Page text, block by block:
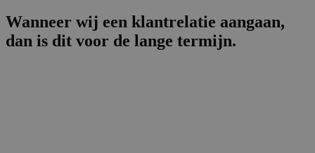
Wanneer wij een klantrelatie aangaan,
dan is dit voor de lange termijn.